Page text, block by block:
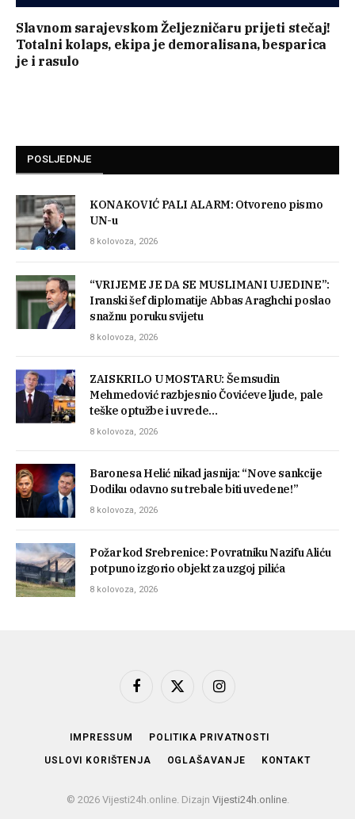
Slavnom sarajevskom Željezničaru prijeti stečaj!
Totalni kolaps, ekipa je demoralisana, besparica
je i rasulo
POSLJEDNJE
KONAKOVIĆ PALI ALARM: Otvoreno pismo
UN-u
8 kolovoza, 2026
“VRIJEME JE DA SE MUSLIMANI UJEDINE”:
Iranski šef diplomatije Abbas Araghchi poslao
snažnu poruku svijetu
8 kolovoza, 2026
ZAISKRILO U MOSTARU: Šemsudin
Mehmedović razbjesnio Čovićeve ljude, pale
teške optužbe i uvrede…
8 kolovoza, 2026
Baronesa Helić nikad jasnija: “Nove sankcije
Dodiku odavno su trebale biti uvedene!”
8 kolovoza, 2026
Požar kod Srebrenice: Povratniku Nazifu Aliću
potpuno izgorio objekt za uzgoj pilića
8 kolovoza, 2026
Facebook
X
Instagram
IMPRESSUM POLITIKA PRIVATNOSTI
USLOVI KORIŠTENJA OGLAŠAVANJE KONTAKT
© 2026 Vijesti24h.online. Dizajn Vijesti24h.online.